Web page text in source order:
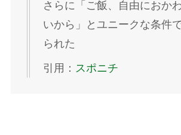
さらに「ご飯、自由におか
いから」とユニークな条件
られた
引用： スポニチ